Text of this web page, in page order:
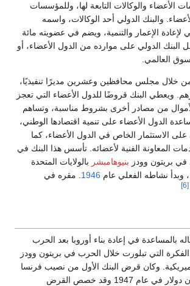
الأعضاء والوكالات التابعة لها، وللمؤسسات
والبنك الدولي أحد الوكالات، واسمه
لإعادة الإعمار والتنمية، ويضم في عضويته مائة
الدولي على موارده من الدول الأعضاء، أو
العالمي.
خلال مجلس محافظين وعشرين مديرًا تنفيذيًا،
ويعطي البنك قروضًا للدول الأعضاء التي تعجز
من مصادر أخرى بشروط مناسبة، وتساهم
الدول الأعضاء على تنمية اقتصادها الوطني،
على الاستثمار الخاص في الدول الأعضاء، كما
المعاونة الفنية لأعضائه. تأسس هذا البنك في
بريتون وودز بنيوهامبشر بالولايات المتحدة
1946 . مقره في
[6]
بالمساعدة في إعادة بناء أوروبا بعد الحرب
الفكرة التي تبلورت خلال الحرب في بريتون وودز
وكان قرض البنك الأول من نصيب فرنسا
بقيمة تبلغ 250 مليون دولار في عام 1947 وقد خصص القرض